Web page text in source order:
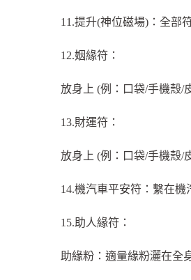
11.提升(神位磁場)：全部
12.姻緣符：
放身上 (例：口袋/手機殼/
13.財運符：
放身上 (例：口袋/手機殼/
14.機汽車平安符：繫在機
15.助人緣符：
助緣粉：適量緣粉灑在全